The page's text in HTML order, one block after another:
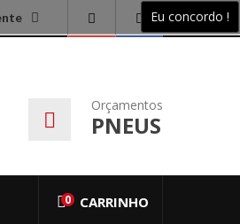
Eu concordo !
Orçamentos
PNEUS
0 CARRINHO